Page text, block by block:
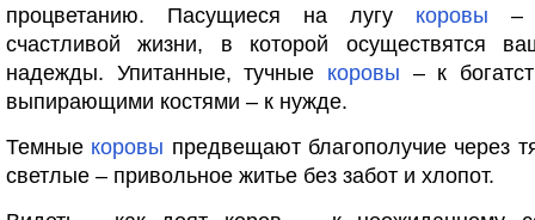
процветанию. Пасущиеся на лугу коровы –
счастливой жизни, в которой осуществятся
надежды. Упитанные, тучные коровы – к
выпирающими костями – к нужде.
Темные коровы предвещают благополучие через
светлые – привольное житье без забот и хлопот.